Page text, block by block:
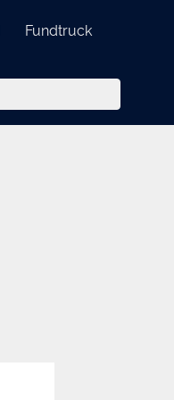
Fundtruck